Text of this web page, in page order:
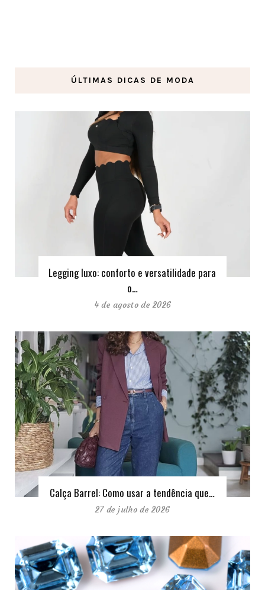
ÚLTIMAS DICAS DE MODA
Legging luxo: conforto e versatilidade para
o…
4 de agosto de 2026
Calça Barrel: Como usar a tendência que…
27 de julho de 2026